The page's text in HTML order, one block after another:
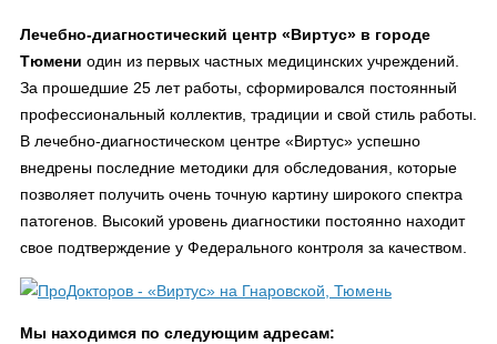
Лечебно-диагностический центр «Виртус» в городе
Тюмени один из первых частных медицинских учреждений.
За прошедшие 25 лет работы, сформировался постоянный
профессиональный коллектив, традиции и свой стиль работы.
В лечебно-диагностическом центре «Виртус» успешно
внедрены последние методики для обследования, которые
позволяет получить очень точную картину широкого спектра
патогенов. Высокий уровень диагностики постоянно находит
свое подтверждение у Федерального контроля за качеством.
Мы находимся по следующим адресам: